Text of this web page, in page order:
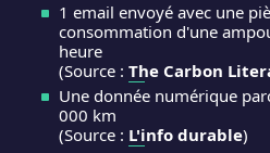
1 email envoyé avec une
consommation d'une
heure
(Source : The Carbon
Une donnée numérique
000 km
(Source : L'info durable)